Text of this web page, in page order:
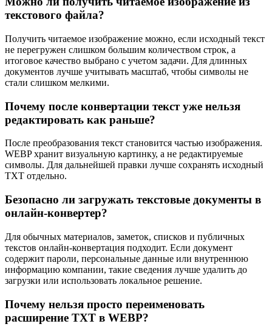
текстового файла?
Получить читаемое изображение можно, если исходный текст
не перегружен слишком большим количеством строк, а
итоговое качество выбрано с учетом задачи. Для длинных
документов лучше учитывать масштаб, чтобы символы не
стали слишком мелкими.
Почему после конвертации текст уже нельзя
редактировать как раньше?
После преобразования текст становится частью изображения.
WEBP хранит визуальную картинку, а не редактируемые
символы. Для дальнейшей правки лучше сохранять исходный
TXT отдельно.
Безопасно ли загружать текстовые документы в
онлайн-конвертер?
Для обычных материалов, заметок, списков и публичных
текстов онлайн-конвертация подходит. Если документ
содержит пароли, персональные данные или внутреннюю
информацию компании, такие сведения лучше удалить до
загрузки или использовать локальное решение.
Почему нельзя просто переименовать
расширение TXT в WEBP?